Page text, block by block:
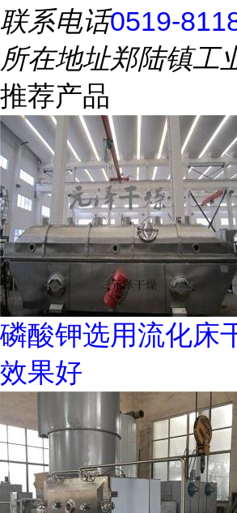
联系电话0519-
所在地址郑陆镇工
推荐产品
磷酸钾选用流化床
效果好